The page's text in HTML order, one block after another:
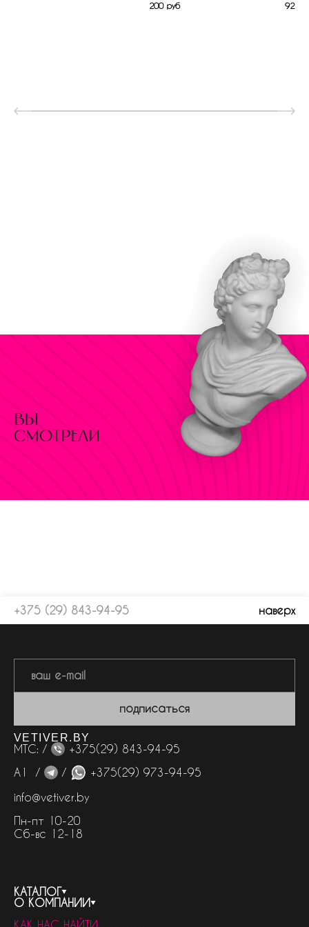
200 руб 92
вы
смотрели
+375 (29) 843-94-95 наверх
подписаться
VETIVER.BY
МТС: /
+375(29) 843-94-95
А1 /
/
+375(29) 973-94-95
info@vetiver.by
Пн-пт 10-20
Сб-вс 12-18
КАТАЛОГ
весь каталог
О КОМПАНИИ